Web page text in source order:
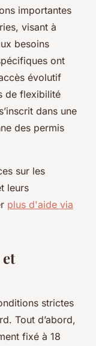
importantes
visant à
besoins
ont
évolutif
de flexibilité
dans une
des permis
sur les
leurs
plus d'aide via
strictes
Tout d’abord,
fixé à 18